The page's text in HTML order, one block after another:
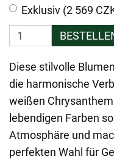
Exklusiv (2 569
Diese stilvolle
die harmonische
weißen
lebendigen Farben
Atmosphäre und
perfekten Wahl für